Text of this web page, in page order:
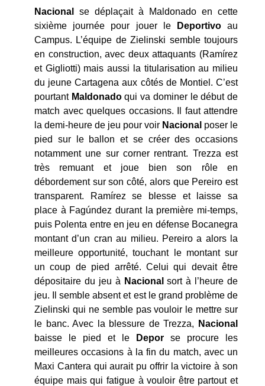
Nacional se déplaçait à Maldonado en cette
sixième journée pour jouer le
Deportivoau
Campus. L’équipe de Zielinski semble toujours
en construction, avec deux attaquants (Ramírez
et Gigliotti) mais aussi la titularisation au milieu
du jeune Cartagena aux côtés de Montiel. C’est
pourtant Maldonadoqui va dominer le début de
match avec quelques occasions. Il faut attendre
la demi-heure de jeu pour voir Nacional poser le
pied sur le ballon et se créer des occasions
notamment une sur corner rentrant. Trezza est
très remuant et joue bien son rôle en
débordement sur son côté, alors que Pereiro est
transparent. Ramírez se blesse et laisse sa
place à Fagúndez durant la première mi-temps,
puis Polenta entre en jeu en défense Bocanegra
montant d’un cran au milieu. Pereiro a alors la
meilleure opportunité, touchant le montant sur
un coup de pied arrêté. Celui qui devait être
dépositaire du jeu à Nacionalsort à l’heure de
jeu. Il semble absent et est le grand problème de
Zielinski qui ne semble pas vouloir le mettre sur
le banc. Avec la blessure de Trezza,
Nacional
baisse le pied et le
Depor se procure les
meilleures occasions à la fin du match, avec un
Maxi Cantera qui aurait pu offrir la victoire à son
équipe mais qui fatigue à vouloir être partout et